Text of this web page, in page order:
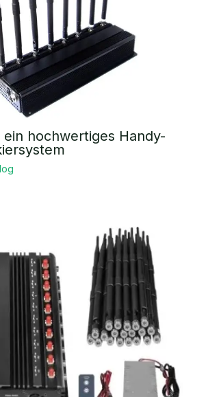
ein hochwertiges Handy-